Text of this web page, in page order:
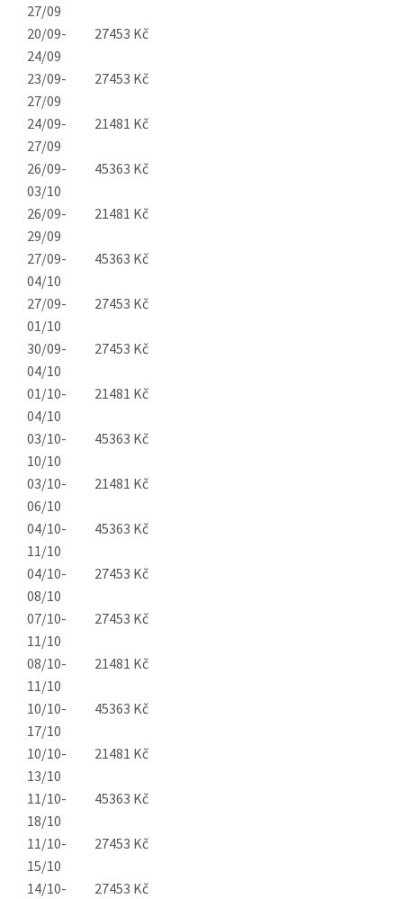
27/09
20/09-
24/09
27453 Kč
23/09-
27/09
27453 Kč
24/09-
27/09
21481 Kč
26/09-
03/10
45363 Kč
26/09-
29/09
21481 Kč
27/09-
04/10
45363 Kč
27/09-
01/10
27453 Kč
30/09-
04/10
27453 Kč
01/10-
04/10
21481 Kč
03/10-
10/10
45363 Kč
03/10-
06/10
21481 Kč
04/10-
11/10
45363 Kč
04/10-
08/10
27453 Kč
07/10-
11/10
27453 Kč
08/10-
11/10
21481 Kč
10/10-
17/10
45363 Kč
10/10-
13/10
21481 Kč
11/10-
18/10
45363 Kč
11/10-
15/10
27453 Kč
14/10-
27453 Kč